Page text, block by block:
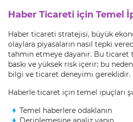
Haber Ticareti için Temel
Haber ticareti stratejisi, büyük
olaylara piyasaların nasıl tepki
tahmin etmeye dayanır. Bu ticaret
baskı ve yüksek risk içerir; bu
bilgi ve ticaret deneyimi gereklidir.
Haberle ticaret için temel ipuçları
Temel haberlere odaklanın